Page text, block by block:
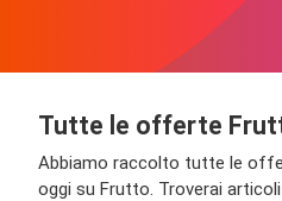
Tutte le offerte
Abbiamo raccolto tutte le
oggi su Frutto. Troverai